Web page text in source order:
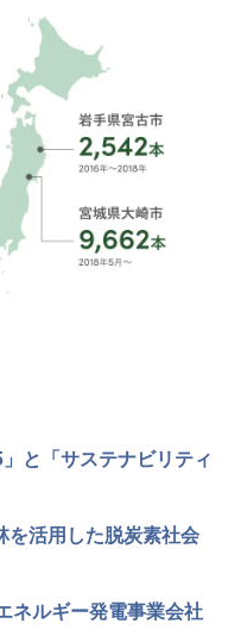
と「サステナビリティ
活用した脱炭素社会
ネルギー発電事業会社